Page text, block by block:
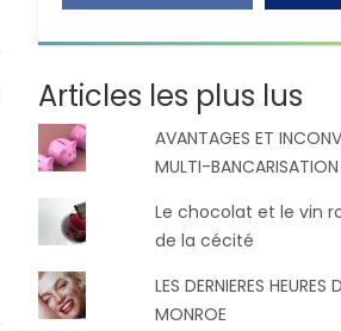
Articles les plus lus
AVANTAGES ET
MULTI-BANCARISATION
Le chocolat et le vin
de la cécité
LES DERNIERES HEURES
MONROE